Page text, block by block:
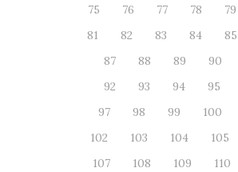
75
76 77 78 79
81
82 83 84 85
87
88 89 90
92
93 94 95
97
98 99 100
102
103 104 105
107
108 109 110